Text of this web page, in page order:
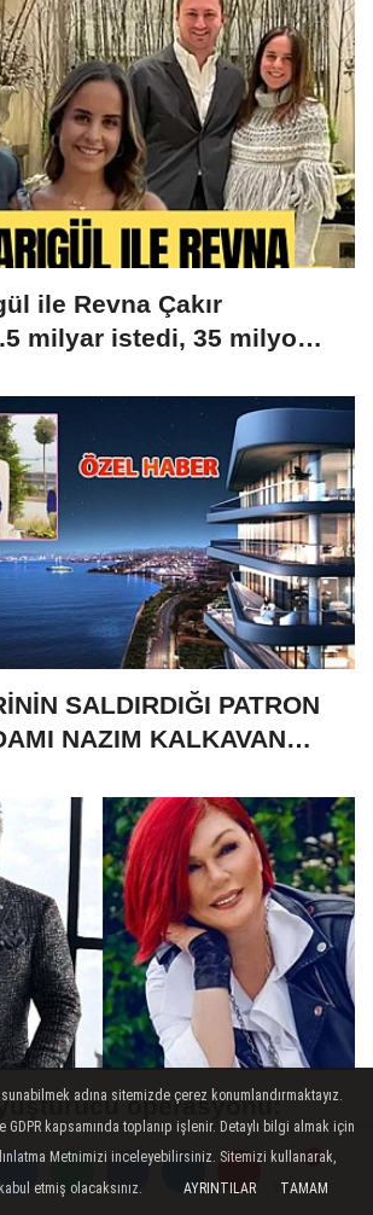
Yorumlar
Yorumlar
Yorumlar
ile Revna Çakır
milyar istedi, 35 milyon
SALDIRDIĞI PATRON
NAZIM KALKAVAN
operasyonu:
ve Emel Müftüoğlu
gözaltı
Yorumlar
adına sitemizde çerez konumlandırmaktayız.
GDPR kapsamında toplanıp işlenir. Detaylı bilgi almak için
Metnimizi inceleyebilirsiniz. Sitemizi kullanarak,
etmiş olacaksınız.
AYRINTILAR TAMAM